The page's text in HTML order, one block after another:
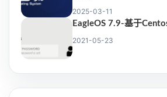
2025-03-11
EagleOS 7.9-基于
2021-05-23